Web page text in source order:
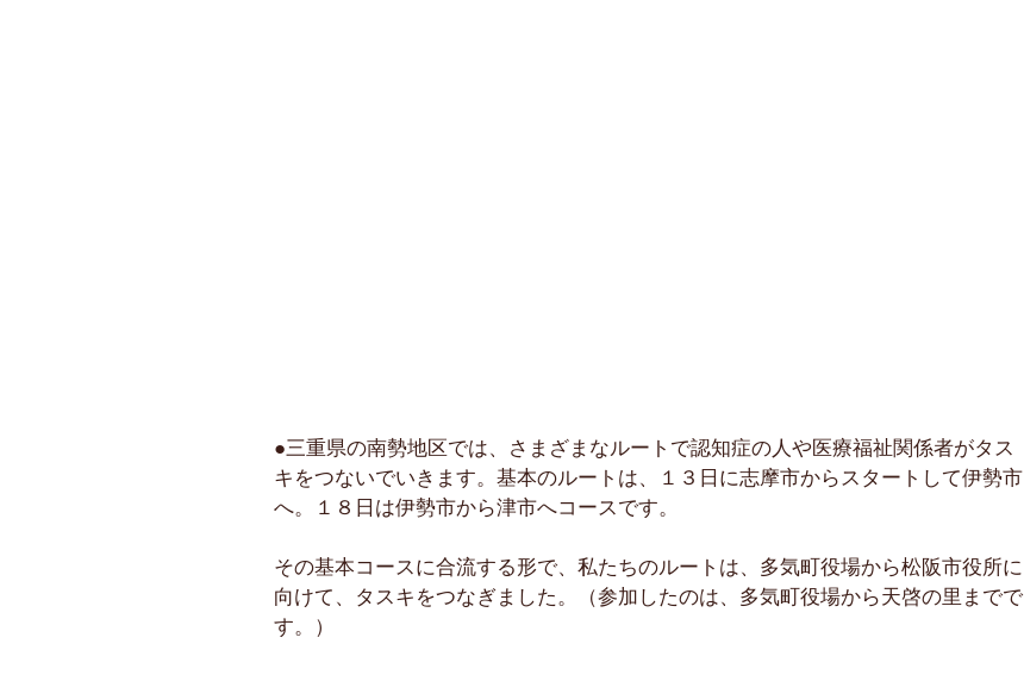
●三重県の南勢地区では、さまざまなルートで認知症の人や医療福祉関係者がタス
キをつないでいきます。基本のルートは、１３日に志摩市からスタートして伊勢市
へ。１８日は伊勢市から津市へコースです。
その基本コースに合流する形で、私たちのルートは、多気町役場から松阪市役所に
向けて、タスキをつなぎました。（参加したのは、多気町役場から天啓の里までで
す。）